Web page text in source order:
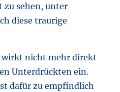
zu sehen, unter
diese traurige
wirkt nicht mehr direkt
Unterdrückten ein.
dafür zu empfindlich